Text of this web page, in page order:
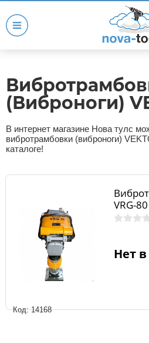
(Виброноги)
В интернет магазине Нова тулс
вибротрамбовки (виброноги)
каталоге!
Код: 14168
VRG-
Нет